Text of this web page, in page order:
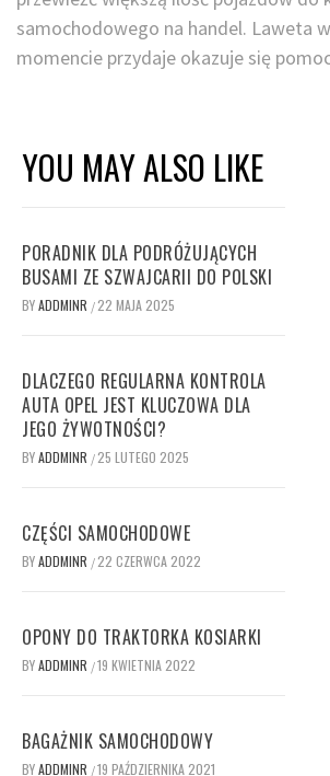
samochodowego na handel. Laweta
momencie przydaje okazuje się
YOU MAY ALSO LIKE
PORADNIK DLA PODRÓŻUJĄCYCH
BUSAMI ZE SZWAJCARII DO POLSKI
BYADDMINR / 22 MAJA 2025
DLACZEGO REGULARNA KONTROLA
AUTA OPEL JEST KLUCZOWA DLA
JEGO ŻYWOTNOŚCI?
BYADDMINR / 25 LUTEGO 2025
CZĘŚCI SAMOCHODOWE
BYADDMINR / 22 CZERWCA 2022
OPONY DO TRAKTORKA KOSIARKI
BYADDMINR /19 KWIETNIA 2022
BAGAŻNIK SAMOCHODOWY
BYADDMINR /19 PAŹDZIERNIKA 2021